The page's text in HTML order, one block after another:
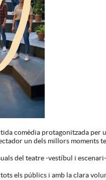
comèdia protagonitzada
un dels millors moments
del teatre -vestíbul i
els públics i amb la clara